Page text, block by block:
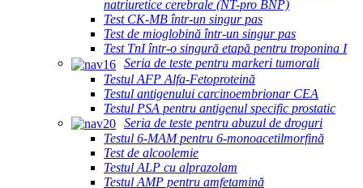
natriuretice cerebrale (NT-pro BNP)
Test CK-MB într-un singur pas
Test de mioglobină într-un singur pas
Test TnI într-o singură etapă pentru troponina I
Seria de teste pentru markeri tumorali
Testul AFP Alfa-Fetoproteină
Testul antigenului carcinoembrionar CEA
Testul PSA pentru antigenul specific prostatic
Seria de teste pentru abuzul de droguri
Testul 6-MAM pentru 6-monoacetilmorfină
Test de alcoolemie
Testul ALP cu alprazolam
Testul AMP pentru amfetamină